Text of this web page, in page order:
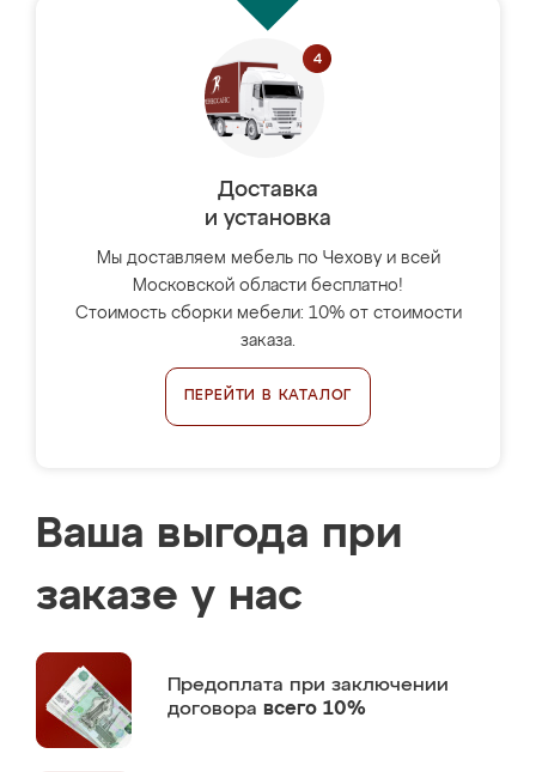
Доставка
и установка
Мы доставляем мебель по Чехову и всей
Московской области бесплатно!
Стоимость сборки мебели: 10% от стоимости
заказа.
ПЕРЕЙТИ В КАТАЛОГ
Ваша выгода при
заказе у нас
Предоплата при заключении
договора всего 10%